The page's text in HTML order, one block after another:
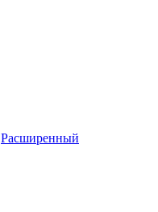
Расширенный